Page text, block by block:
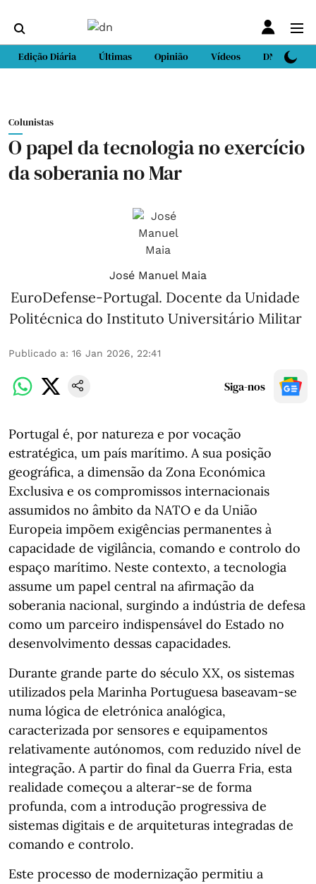
Edição Diária Últimas Opinião Vídeos DN Sport
Colunistas
O papel da tecnologia no exercício
da soberania no Mar
José Manuel Maia
EuroDefense-Portugal. Docente da Unidade
Politécnica do Instituto Universitário Militar
Publicado a: 16 Jan 2026, 22:41
Siga-nos
Portugal é, por natureza e por vocação
estratégica, um país marítimo. A sua posição
geográfica, a dimensão da Zona Económica
Exclusiva e os compromissos internacionais
assumidos no âmbito da NATO e da União
Europeia impõem exigências permanentes à
capacidade de vigilância, comando e controlo do
espaço marítimo. Neste contexto, a tecnologia
assume um papel central na afirmação da
soberania nacional, surgindo a indústria de defesa
como um parceiro indispensável do Estado no
desenvolvimento dessas capacidades.
Durante grande parte do século XX, os sistemas
utilizados pela Marinha Portuguesa baseavam-se
numa lógica de eletrónica analógica,
caracterizada por sensores e equipamentos
relativamente autónomos, com reduzido nível de
integração. A partir do final da Guerra Fria, esta
realidade começou a alterar-se de forma
profunda, com a introdução progressiva de
sistemas digitais e de arquiteturas integradas de
comando e controlo.
Este processo de modernização permitiu a